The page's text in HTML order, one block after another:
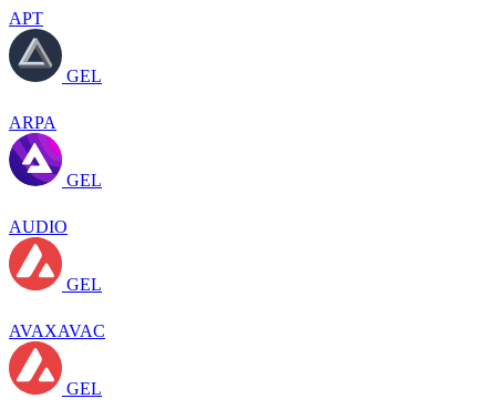
APT
GEL
ARPA
GEL
AUDIO
GEL
AVAXAVAC
GEL